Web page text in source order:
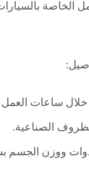
الخاصة
خلال ساعات
الصناعية.
ووزن الجسم